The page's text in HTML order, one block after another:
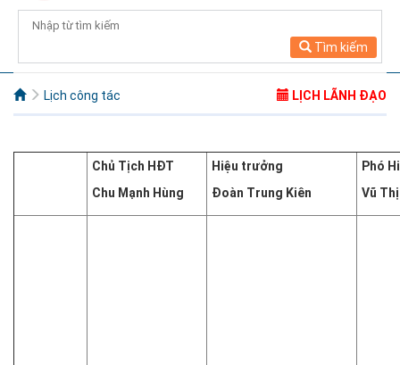
Tìm kiếm
Lịch công tác LỊCH LÃNH ĐẠO
Chủ Tịch HĐT
Chu Mạnh Hùng
Hiệu trưởng
Đoàn Trung Kiên
Phó
Vũ